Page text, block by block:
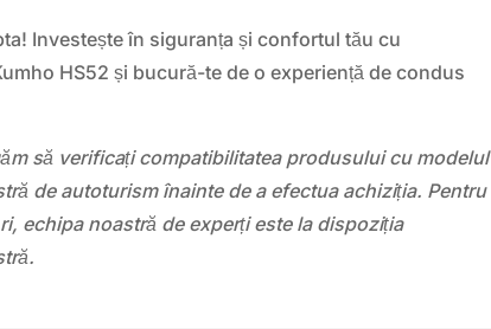
Investește în siguranța și confortul tău cu
HS52 și bucură-te de o experiență de condus
să verificați compatibilitatea produsului cu modelul
de autoturism înainte de a efectua achiziția. Pentru
echipa noastră de experți este la dispoziția